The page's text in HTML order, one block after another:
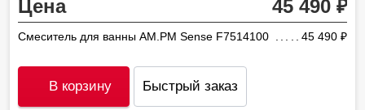
Цена 45 490
Смеситель для ванны AM.PM Sense F7514100 45 490
В корзину Быстрый заказ